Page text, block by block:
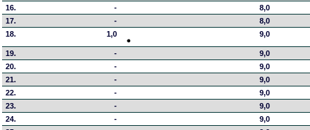
16.
-
8,0
17.
-
8,0
18.
1,0 9,0
19. -
9,0
20.
-
9,0
21.
-
9,0
22.
-
9,0
23.
-
9,0
24.
-
9,0